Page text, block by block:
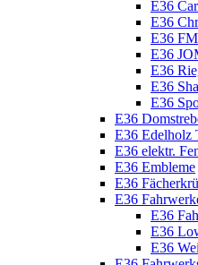
E36
E36
E36
E36
E36
E36
E36
E36
E36 Edelholz
E36 elektr.
E36 Embleme
E36
E36
E36
E36
E36